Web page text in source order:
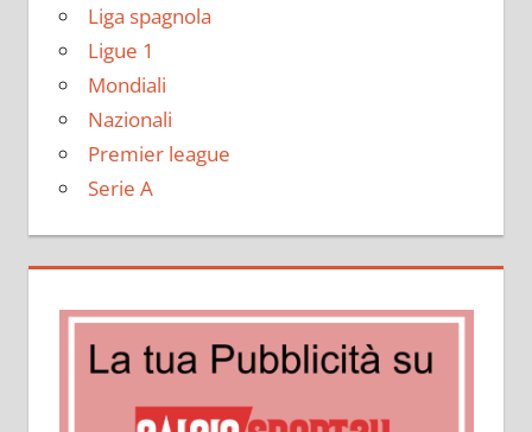
Liga spagnola
Ligue 1
Mondiali
Nazionali
Premier league
Serie A